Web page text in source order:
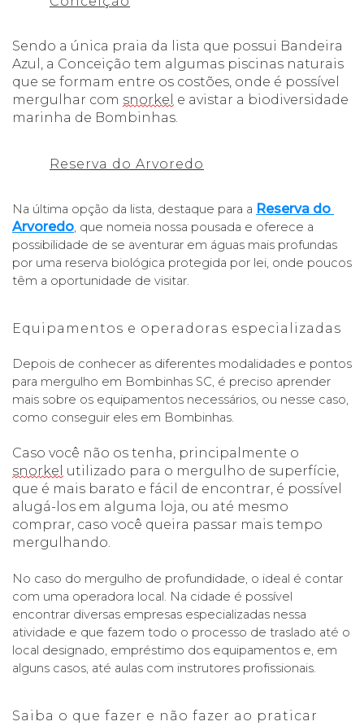
Sendo a única praia da lista que possui Bandeira
Azul, a Conceição tem algumas piscinas naturais
que se formam entre os costões, onde é possível
mergulhar com snorkel e avistar a biodiversidade
marinha de Bombinhas.
Reserva do Arvoredo
Na última opção da lista, destaque para a Reserva do
Arvoredo, que nomeia nossa pousada e oferece a
possibilidade de se aventurar em águas mais profundas
por uma reserva biológica protegida por lei, onde poucos
têm a oportunidade de visitar.
Equipamentos e operadoras especializadas
Depois de conhecer as diferentes modalidades e pontos
para mergulho em Bombinhas SC, é preciso aprender
mais sobre os equipamentos necessários, ou nesse caso,
como conseguir eles em Bombinhas.
snorkel utilizado para o mergulho de superfície,
que é mais barato e fácil de encontrar, é possível
alugá-los em alguma loja, ou até mesmo
comprar, caso você queira passar mais tempo
mergulhando.
No caso do mergulho de profundidade, o ideal é contar
com uma operadora local. Na cidade é possível
encontrar diversas empresas especializadas nessa
atividade e que fazem todo o processo de traslado até o
local designado, empréstimo dos equipamentos e, em
alguns casos, até aulas com instrutores profissionais.
Saiba o que fazer e não fazer ao praticar